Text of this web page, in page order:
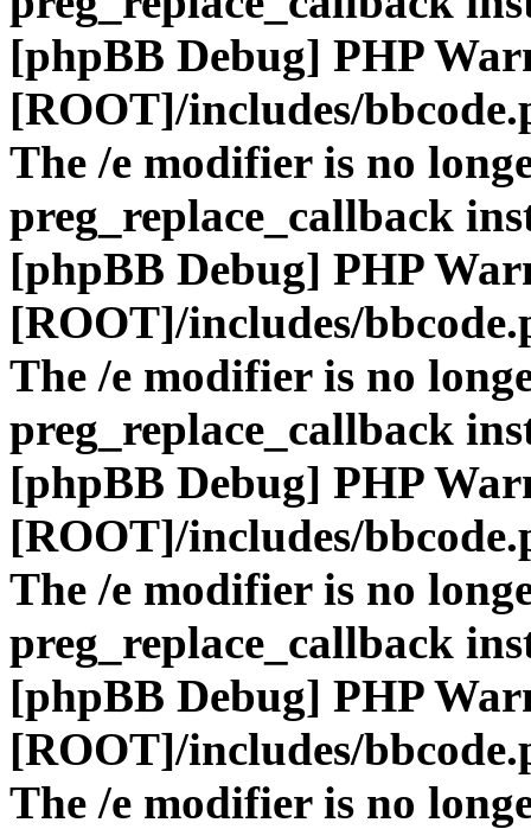
[phpBB Debug] PHP
[ROOT]/includes/
The /e modifier is no
preg_replace_callback
[phpBB Debug] PHP
[ROOT]/includes/
The /e modifier is no
preg_replace_callback
[phpBB Debug] PHP
[ROOT]/includes/
The /e modifier is no
preg_replace_callback
[phpBB Debug] PHP
[ROOT]/includes/
The /e modifier is no